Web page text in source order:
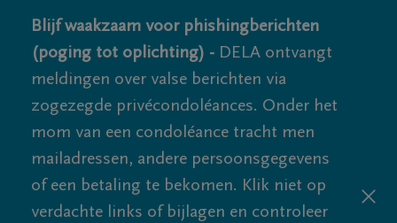
Blijf waakzaam voor phishingberichten
(poging tot oplichting) - DELA ontvangt
meldingen over valse berichten via
zogezegde privécondoléances. Onder het
mom van een condoléance tracht men
mailadressen, andere persoonsgegevens
of een betaling te bekomen. Klik niet op
verdachte links of bijlagen en controleer